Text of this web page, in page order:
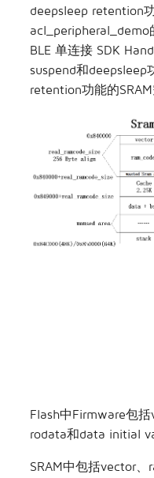
deepsleep retention
acl_peripheral_demo
BLE 单连接 SDK
suspend和deepsleep
retention功能的SRAM
Flash中Firmware包
rodata和data initial
SRAM中包括vector、